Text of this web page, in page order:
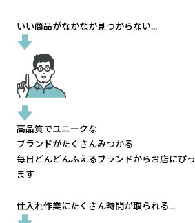
いい商品がなかなか見つからない...
高品質でユニークな
ブランドがたくさんみつかる
毎日どんどんふえるブランドからお店にぴ
ます
仕入れ作業にたくさん時間が取られる...